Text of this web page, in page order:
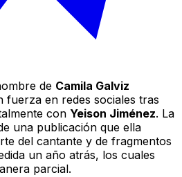
de Camila Galviz
en redes sociales tras
con Yeison Jiménez. La
una publicación que ella
del cantante y de fragmentos
un año atrás, los cuales
parcial.